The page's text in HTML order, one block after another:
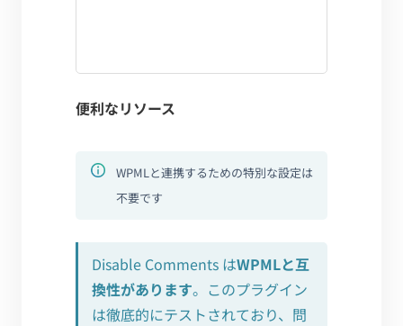
便利なリソース
WPMLと連携するための特別な設定は
不要です
Disable Comments はWPMLと互
換性があります。このプラグイン
は徹底的にテストされており、問